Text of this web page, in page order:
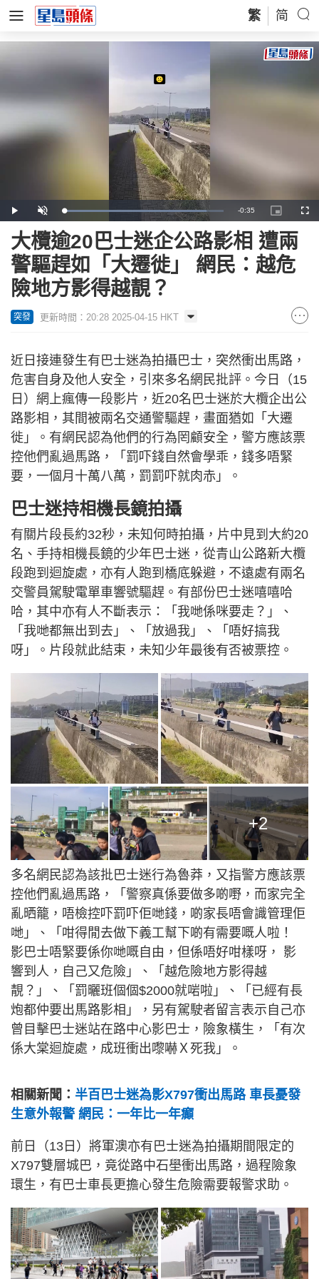
繁 简
Play Unmute Loaded:
89.43%
Remaining
Time
-0:35
Picture-
in-
大欖逾20巴士迷企公路影相 遭兩
警驅趕如「大遷徙」 網民：越危
險地方影得越靚？
突發 更新時間：20:28 2025-04-15 HKT
近日接連發生有巴士迷為拍攝巴士，突然衝出馬路，
危害自身及他人安全，引來多名網民批評。今日（15
日）網上瘋傳一段影片，近20名巴士迷於大欖企出公
路影相，其間被兩名交通警驅趕，畫面猶如「大遷
徙」。有網民認為他們的行為罔顧安全，警方應該票
控他們亂過馬路，「罰吓錢自然會學乖，錢多唔緊
要，一個月十萬八萬，罰罰吓就肉赤」。
巴士迷持相機長鏡拍攝
有關片段長約32秒，未知何時拍攝，片中見到大約20
名、手持相機長鏡的少年巴士迷，從青山公路新大欖
段跑到迴旋處，亦有人跑到橋底躲避，不遠處有兩名
交警員駕駛電單車響號驅趕。有部份巴士迷嘻嘻哈
哈，其中亦有人不斷表示：「我哋係咪要走？」、
「我哋都無出到去」、「放過我」、「唔好搞我
呀」。片段就此結束，未知少年最後有否被票控。
+2
多名網民認為該批巴士迷行為魯莽，又指警方應該票
控他們亂過馬路，「警察真係要做多啲嘢，而家完全
亂晒籠，唔檢控吓罰吓佢哋錢，啲家長唔會識管理佢
哋」、「咁得閒去做下義工幫下啲有需要嘅人啦！
影巴士唔緊要係你哋嘅自由，但係唔好咁樣呀， 影
響到人，自己又危險」、「越危險地方影得越
靚？」、「罰曬班個個$2000就啱啦」、「已經有長
炮都仲要出馬路影相」，另有駕駛者留言表示自己亦
曾目擊巴士迷站在路中心影巴士，險象橫生，「有次
係大棠迴旋處，成班衝出嚟嚇Ｘ死我」。
相關新聞： 半百巴士迷為影X797衝出馬路 車長憂發
生意外報警 網民：一年比一年癲
前日（13日）將軍澳亦有巴士迷為拍攝期間限定的
X797雙層城巴，竟從路中石壆衝出馬路，過程險象
環生，有巴士車長更擔心發生危險需要報警求助。